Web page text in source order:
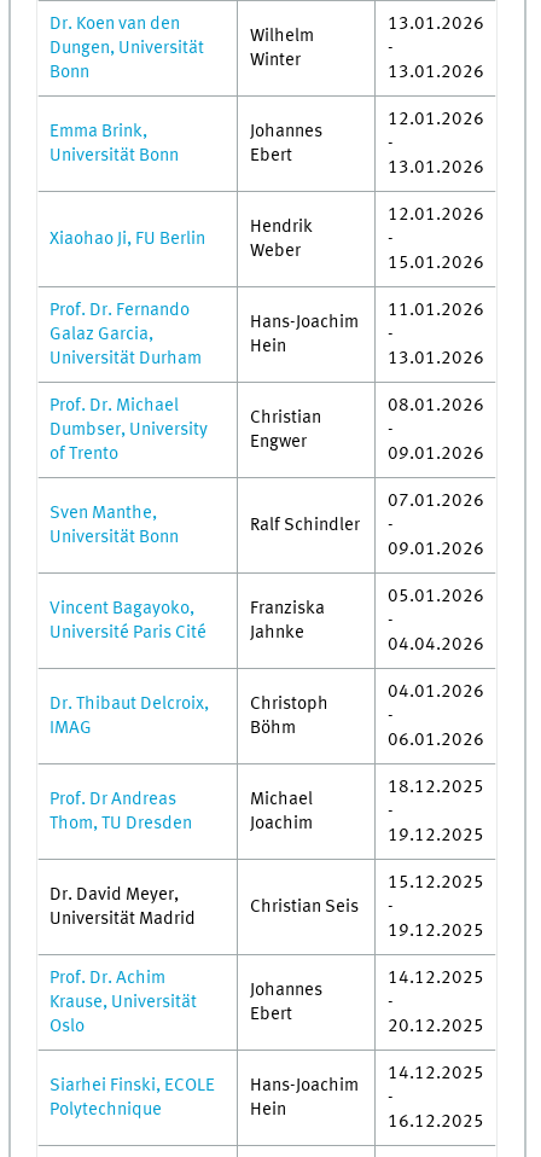
Dr. Koen van den
Dungen, Universität
Bonn
Wilhelm
Winter
13.01.2026
-
13.01.2026
Emma Brink,
Universität Bonn
Johannes
Ebert
12.01.2026
-
13.01.2026
Xiaohao Ji, FU Berlin
Hendrik
Weber
12.01.2026
-
15.01.2026
Prof. Dr. Fernando
Galaz Garcia,
Universität Durham
Hans-Joachim
Hein
11.01.2026
-
13.01.2026
Prof. Dr. Michael
Dumbser, University
of Trento
Christian
Engwer
08.01.2026
-
09.01.2026
Sven Manthe,
Universität Bonn
Ralf Schindler
07.01.2026
-
09.01.2026
Vincent Bagayoko,
Université Paris Cité
Franziska
Jahnke
05.01.2026
-
04.04.2026
Dr. Thibaut Delcroix,
IMAG
Christoph
Böhm
04.01.2026
-
06.01.2026
Prof. Dr Andreas
Thom, TU Dresden
Michael
Joachim
18.12.2025
-
19.12.2025
Dr. David Meyer,
Universität Madrid
Christian Seis
15.12.2025
-
19.12.2025
Prof. Dr. Achim
Krause, Universität
Oslo
Johannes
Ebert
14.12.2025
-
20.12.2025
Siarhei Finski, ECOLE
Polytechnique
Hans-Joachim
Hein
14.12.2025
-
16.12.2025